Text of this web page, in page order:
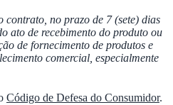
contrato, no prazo de 7 (sete) dias
ato de recebimento do produto ou
de fornecimento de produtos e
comercial, especialmente
Código de Defesa do Consumidor.